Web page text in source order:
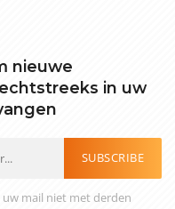
nieuwe
in uw
SUBSCRIBE
mail niet met derden